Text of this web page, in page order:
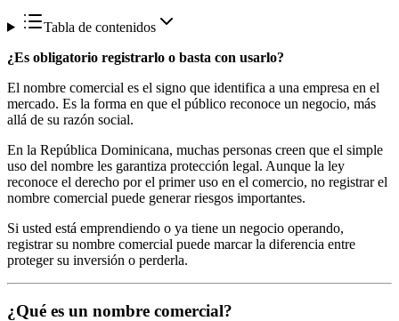
Tabla de contenidos
¿Es obligatorio registrarlo o basta con usarlo?
El nombre comercial es el signo que identifica a una empresa en el
mercado. Es la forma en que el público reconoce un negocio, más
allá de su razón social.
En la República Dominicana, muchas personas creen que el simple
uso del nombre les garantiza protección legal. Aunque la ley
reconoce el derecho por el primer uso en el comercio, no registrar el
nombre comercial puede generar riesgos importantes.
Si usted está emprendiendo o ya tiene un negocio operando,
registrar su nombre comercial puede marcar la diferencia entre
proteger su inversión o perderla.
¿Qué es un nombre comercial?